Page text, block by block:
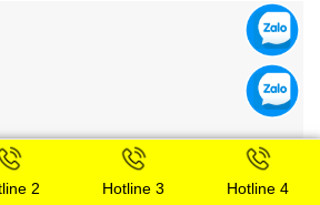
2 Hotline 3 Hotline 4